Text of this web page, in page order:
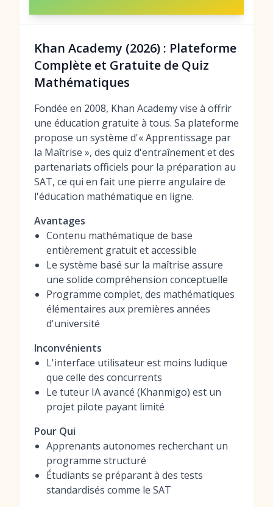
Khan Academy (2026) : Plateforme
Complète et Gratuite de Quiz
Mathématiques
Fondée en 2008, Khan Academy vise à offrir
une éducation gratuite à tous. Sa plateforme
propose un système d'« Apprentissage par
la Maîtrise », des quiz d'entraînement et des
partenariats officiels pour la préparation au
SAT, ce qui en fait une pierre angulaire de
l'éducation mathématique en ligne.
Avantages
Contenu mathématique de base
entièrement gratuit et accessible
Le système basé sur la maîtrise assure
une solide compréhension conceptuelle
Programme complet, des mathématiques
élémentaires aux premières années
d'université
Inconvénients
L'interface utilisateur est moins ludique
que celle des concurrents
Le tuteur IA avancé (Khanmigo) est un
projet pilote payant limité
Pour Qui
Apprenants autonomes recherchant un
programme structuré
Étudiants se préparant à des tests
standardisés comme le SAT